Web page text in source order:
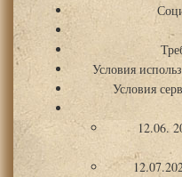
Условия
Условия
12.06.